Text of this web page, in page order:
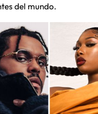
del mundo.